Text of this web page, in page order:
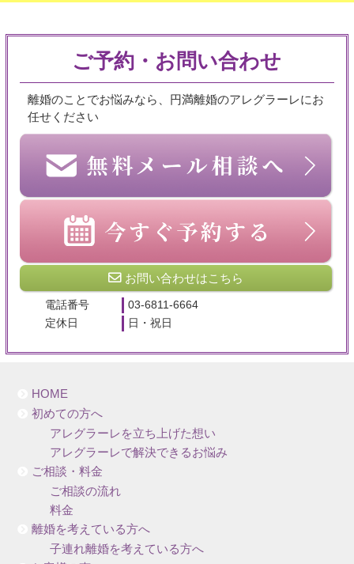
ご予約・お問い合わせ
離婚のことでお悩みなら、円満離婚のアレグラーレにお
任せください
お問い合わせはこちら
電話番号
03-6811-6664
定休日
日・祝日
HOME
初めての方へ
アレグラーレを立ち上げた想い
アレグラーレで解決できるお悩み
ご相談・料金
ご相談の流れ
料金
離婚を考えている方へ
子連れ離婚を考えている方へ